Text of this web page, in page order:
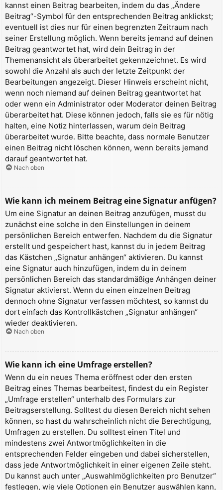
kannst einen Beitrag bearbeiten, indem du das „Ändere
Beitrag“-Symbol für den entsprechenden Beitrag anklickst;
eventuell ist dies nur für einen begrenzten Zeitraum nach
seiner Erstellung möglich. Wenn bereits jemand auf deinen
Beitrag geantwortet hat, wird dein Beitrag in der
Themenansicht als überarbeitet gekennzeichnet. Es wird
sowohl die Anzahl als auch der letzte Zeitpunkt der
Bearbeitungen angezeigt. Dieser Hinweis erscheint nicht,
wenn noch niemand auf deinen Beitrag geantwortet hat
oder wenn ein Administrator oder Moderator deinen Beitrag
überarbeitet hat. Diese können jedoch, falls sie es für nötig
halten, eine Notiz hinterlassen, warum dein Beitrag
überarbeitet wurde. Bitte beachte, dass normale Benutzer
einen Beitrag nicht löschen können, wenn bereits jemand
darauf geantwortet hat.
Nach oben
Wie kann ich meinem Beitrag eine Signatur anfügen?
Um eine Signatur an deinen Beitrag anzufügen, musst du
zunächst eine solche in den Einstellungen in deinem
persönlichen Bereich entwerfen. Nachdem du die Signatur
erstellt und gespeichert hast, kannst du in jedem Beitrag
das Kästchen „Signatur anhängen“ aktivieren. Du kannst
eine Signatur auch hinzufügen, indem du in deinem
persönlichen Bereich das standardmäßige Anhängen deiner
Signatur aktivierst. Wenn du einen einzelnen Beitrag
dennoch ohne Signatur verfassen möchtest, so kannst du
dort einfach das Kontrollkästchen „Signatur anhängen“
wieder deaktivieren.
Nach oben
Wie kann ich eine Umfrage erstellen?
Wenn du ein neues Thema eröffnest oder den ersten
Beitrag eines Themas bearbeitest, findest du ein Register
„Umfrage erstellen“ unterhalb des Formulars zur
Beitragserstellung. Solltest du diesen Bereich nicht sehen
können, so hast du wahrscheinlich nicht die Berechtigung,
Umfragen zu erstellen. Du solltest einen Titel und
mindestens zwei Antwortmöglichkeiten in die
entsprechenden Felder eingeben und dabei sicherstellen,
dass jede Antwortmöglichkeit in einer eigenen Zeile steht.
Du kannst auch unter „Auswahlmöglichkeiten pro Benutzer“
festlegen, wie viele Optionen ein Benutzer auswählen kann,